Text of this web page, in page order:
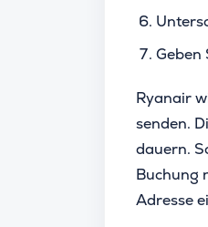
Geben
Ryanair
senden.
dauern.
Buchung
Adresse